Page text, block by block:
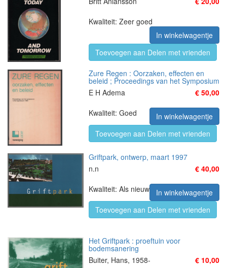
Kwaliteit: Zeer goed
In winkelwagentje
Toevoegen aan Delen met vrienden
Zure Regen : Oorzaken, effecten en
beleid ; Proceedings van het Symposium
E H Adema
€ 50,00
Kwaliteit: Goed
In winkelwagentje
Toevoegen aan Delen met vrienden
Griftpark, ontwerp, maart 1997
n.n
€ 40,00
Kwaliteit: Als nieuw
In winkelwagentje
Toevoegen aan Delen met vrienden
Het Griftpark : proeftuin voor
bodemsanering
Buiter, Hans, 1958-
€ 10,00